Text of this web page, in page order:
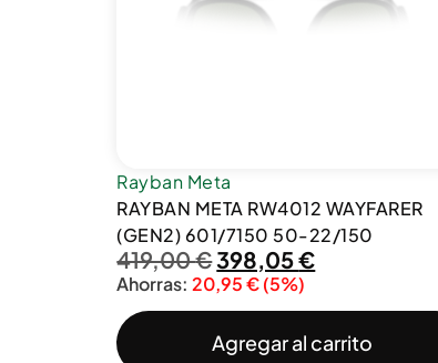
Rayban Meta
RAYBAN META RW4012 WAYFARER
(GEN2) 601/7150 50-22/150
419,00€398,05€
Ahorras: 20,95€(5%)
Agregar al carrito